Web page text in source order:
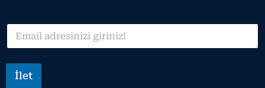
l
E
a
i
İlet